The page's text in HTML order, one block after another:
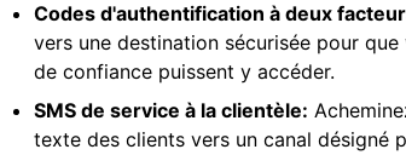
Codes d'authentification à deux
vers une destination sécurisée pour
de confiance puissent y accéder.
SMS de service à la clientèle:
texte des clients vers un canal désigné